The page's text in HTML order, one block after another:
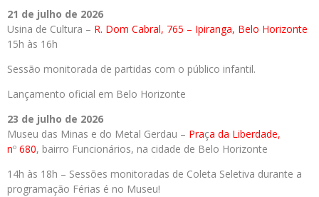
21 de julho de 2026
Usina de Cultura – R. Dom Cabral, 765 – Ipiranga, Belo Horizonte
15h às 16h
Sessão monitorada de partidas com o público infantil.
Lançamento oficial em Belo Horizonte
23 de julho de 2026
Museu das Minas e do Metal Gerdau – Praça da Liberdade,
nº 680, bairro Funcionários, na cidade de Belo Horizonte
14h às 18h – Sessões monitoradas de Coleta Seletiva durante a
programação Férias é no Museu!